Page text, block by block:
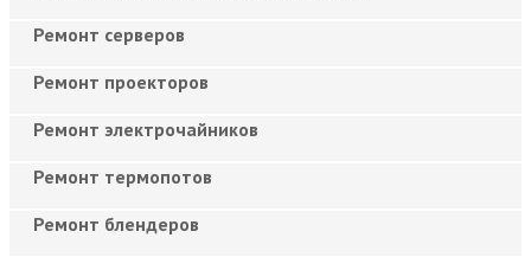
Ремонт серверов
Ремонт проекторов
Ремонт электрочайников
Ремонт термопотов
Ремонт блендеров